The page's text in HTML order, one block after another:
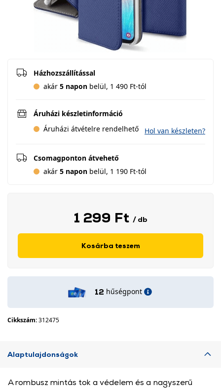
Házhozszállítással
akár 5 napon belül, 1 490 Ft-tól
Áruházi készletinformáció
Áruházi átvételre rendelhető
Hol van készleten?
Csomagponton átvehető
akár 5 napon belül, 1 190 Ft-tól
1 299 Ft / db
Kosárba teszem
12 hűségpont
Cikkszám:312475
Alaptulajdonságok
A rombusz mintás tok a védelem és a nagyszerű